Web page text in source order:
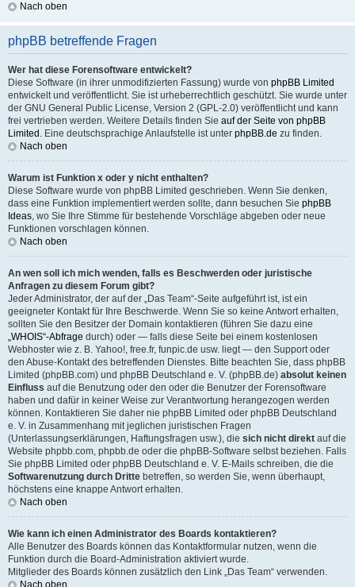
Nach oben
phpBB betreffende Fragen
Wer hat diese Forensoftware entwickelt?
Diese Software (in ihrer unmodifizierten Fassung) wurde von phpBB Limited
entwickelt und veröffentlicht. Sie ist urheberrechtlich geschützt. Sie wurde unter
der GNU General Public License, Version 2 (GPL-2.0) veröffentlicht und kann
frei vertrieben werden. Weitere Details finden Sie auf der Seite von phpBB
Limited . Eine deutschsprachige Anlaufstelle ist unter phpBB.de zu finden.
Nach oben
Warum ist Funktion x oder y nicht enthalten?
Diese Software wurde von phpBB Limited geschrieben. Wenn Sie denken,
dass eine Funktion implementiert werden sollte, dann besuchen Sie phpBB
Ideas, wo Sie Ihre Stimme für bestehende Vorschläge abgeben oder neue
Funktionen vorschlagen können.
Nach oben
An wen soll ich mich wenden, falls es Beschwerden oder juristische
Anfragen zu diesem Forum gibt?
Jeder Administrator, der auf der „Das Team“-Seite aufgeführt ist, ist ein
geeigneter Kontakt für Ihre Beschwerde. Wenn Sie so keine Antwort erhalten,
sollten Sie den Besitzer der Domain kontaktieren (führen Sie dazu eine
„WHOIS“-Abfrage durch) oder — falls diese Seite bei einem kostenlosen
Webhoster wie z. B. Yahoo!, free.fr, funpic.de usw. liegt — den Support oder
den Abuse-Kontakt des betreffenden Dienstes. Bitte beachten Sie, dass phpBB
Limited (phpBB.com) und phpBB Deutschland e. V. (phpBB.de) absolut keinen
Einfluss auf die Benutzung oder den oder die Benutzer der Forensoftware
haben und dafür in keiner Weise zur Verantwortung herangezogen werden
können. Kontaktieren Sie daher nie phpBB Limited oder phpBB Deutschland
e. V. in Zusammenhang mit jeglichen juristischen Fragen
(Unterlassungserklärungen, Haftungsfragen usw.), die sich nicht direkt auf die
Website phpbb.com, phpbb.de oder die phpBB-Software selbst beziehen. Falls
Sie phpBB Limited oder phpBB Deutschland e. V. E-Mails schreiben, die die
Softwarenutzung durch Dritte betreffen, so werden Sie, wenn überhaupt,
höchstens eine knappe Antwort erhalten.
Nach oben
Wie kann ich einen Administrator des Boards kontaktieren?
Alle Benutzer des Boards können das Kontaktformular nutzen, wenn die
Funktion durch die Board-Administration aktiviert wurde.
Mitglieder des Boards können zusätzlich den Link „Das Team“ verwenden.
Nach oben